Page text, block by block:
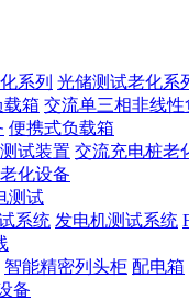
系列 光储测试老化系
载箱 交流单三相非线性
便携式负载箱
试装置 交流充电桩老
化设备
测试
系统 发电机测试系统
智能精密列头柜 配电箱
备